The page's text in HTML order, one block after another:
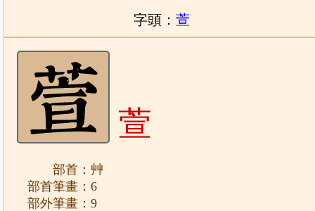
字頭： 萱
萱
部首：艸
部首筆畫：6
部外筆畫：9